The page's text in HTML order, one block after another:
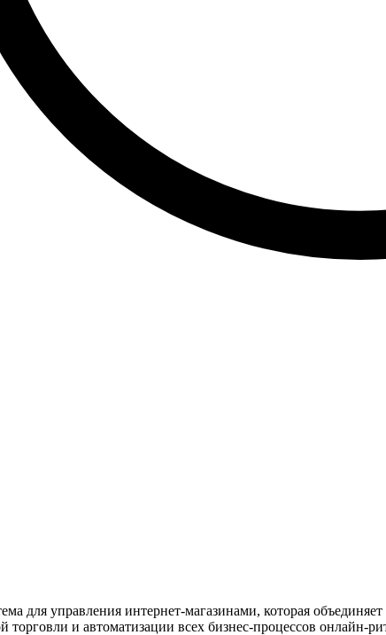
для управления интернет-магазинами, которая
торговли и автоматизации всех бизнес-процессов онлайн-